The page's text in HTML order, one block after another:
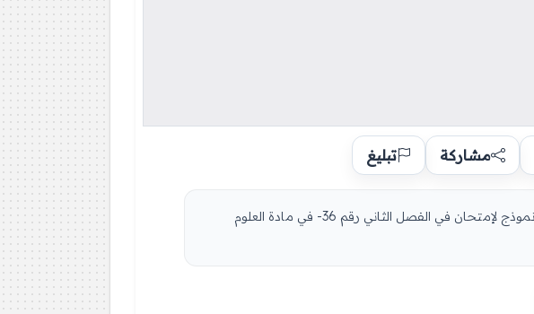
مشاركة تبليغ
مادة العلوم الفيزيائية للسنة الثالثة 3 متوسط دروس مفصلة، فروض واختبارات، تمارين محلولة: نموذج لإمتحان في الفصل الثاني رقم 36- في مادة العلوم